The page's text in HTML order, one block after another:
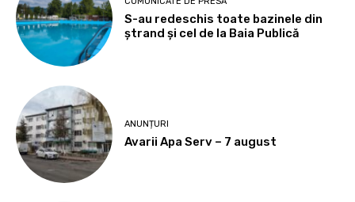
S-au redeschis toate bazinele din
ștrand și cel de la Baia Publică
ANUNȚURI
Avarii Apa Serv – 7 august